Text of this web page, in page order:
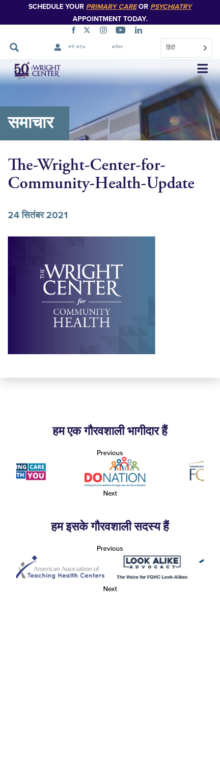
SCHEDULE YOUR PRIMARY CAREOR PSYCHIATRY
APPOINTMENT TODAY.
रोगी पोर्टल करियर हिंदी
नेविगेशन
छोड़ें
समाचार
The-Wright-Center-for-
Community-Health-Update
24 सितंबर 2021
हम एक गौरवशाली भागीदार हैं
Previous
Next
हम इसके गौरवशाली सदस्य हैं
Previous
Next